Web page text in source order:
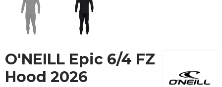
O'NEILL Epic 6/4 FZ
Hood 2026